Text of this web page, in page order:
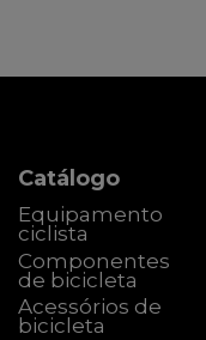
Catálogo
Equipamento
ciclista
Componentes
de bicicleta
Acessórios de
bicicleta